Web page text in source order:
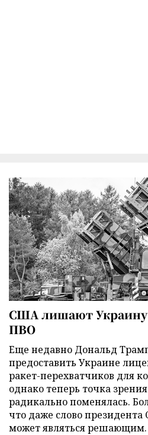
США лишают Украину
ПВО
Еще недавно Дональд
предоставить Украине
ракет-перехватчиков для
однако теперь точка
радикально поменялась.
что даже слово
может являться